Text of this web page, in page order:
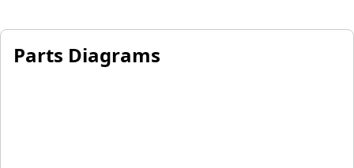
Parts Diagrams